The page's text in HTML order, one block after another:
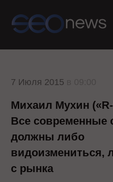
7 Июля 2015
Михаил Мухин
Все современные
должны либо
видоизмениться,
с рынка